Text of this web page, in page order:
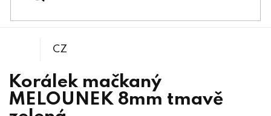
Korálky
Korálek mačkaný
MELOUNEK 8mm tmavě
CZ